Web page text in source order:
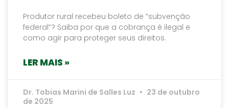
Produtor rural recebeu boleto de “subvenção
federal”? Saiba por que a cobrança é ilegal e
como agir para proteger seus direitos.
LER MAIS »
Dr. Tobias Marini de Salles Luz
23 de outubro
de 2025